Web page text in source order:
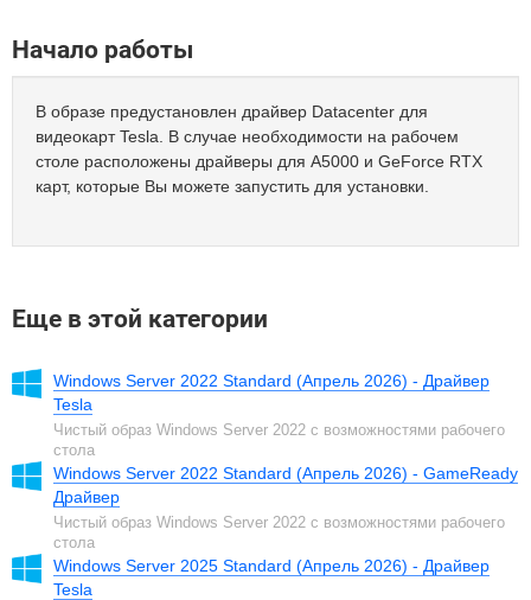
Начало работы
В образе предустановлен драйвер Datacenter для
видеокарт Tesla. В случае необходимости на рабочем
столе расположены драйверы для A5000 и GeForce RTX
карт, которые Вы можете запустить для установки.
Еще в этой категории
Windows Server 2022 Standard (Апрель 2026) - Драйвер
Tesla
Чистый образ Windows Server 2022 с возможностями рабочего
стола
Windows Server 2022 Standard (Апрель 2026) - GameReady
Драйвер
Чистый образ Windows Server 2022 с возможностями рабочего
стола
Windows Server 2025 Standard (Апрель 2026) - Драйвер
Tesla